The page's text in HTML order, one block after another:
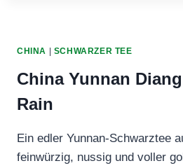
CHINA SCHWARZER TEE
China Yunnan
Rain
Ein edler Yunnan‑Schwarztee
feinwürzig, nussig und voller